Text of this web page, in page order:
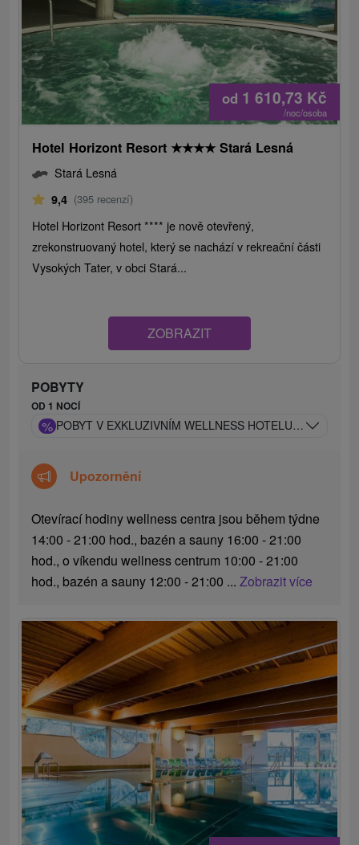
od 1 610,73 Kč
/noc/osoba
Hotel Horizont Resort ★★★★ Stará Lesná
Stará Lesná
9,4 (395 recenzí)
Hotel Horizont Resort **** je nově otevřený,
zrekonstruovaný hotel, který se nachází v rekreační části
Vysokých Tater, v obci Stará...
ZOBRAZIT
POBYTY
OD 1 NOCÍ
% POBYT V EXKLUZIVNÍM WELLNESS HOTELU S
Upozornění
Otevírací hodiny wellness centra jsou během týdne
14:00 - 21:00 hod., bazén a sauny 16:00 - 21:00
hod., o víkendu wellness centrum 10:00 - 21:00
hod., bazén a sauny 12:00 - 21:00 ...Zobrazit více